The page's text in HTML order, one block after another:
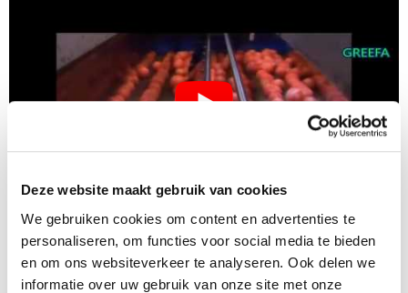
Deze website maakt gebruik van cookies
We gebruiken cookies om content en advertenties te
personaliseren, om functies voor social media te bieden
en om ons websiteverkeer te analyseren. Ook delen we
informatie over uw gebruik van onze site met onze